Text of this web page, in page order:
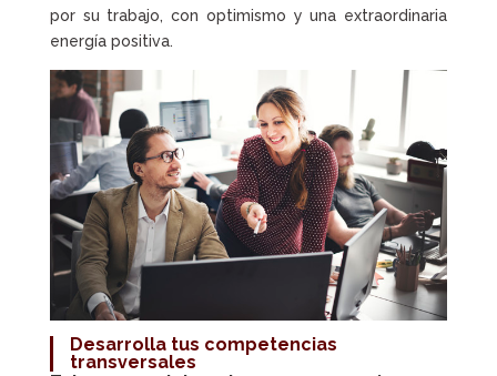
por su trabajo, con optimismo y una extraordinaria
energía positiva.
Desarrolla tus competencias
transversales